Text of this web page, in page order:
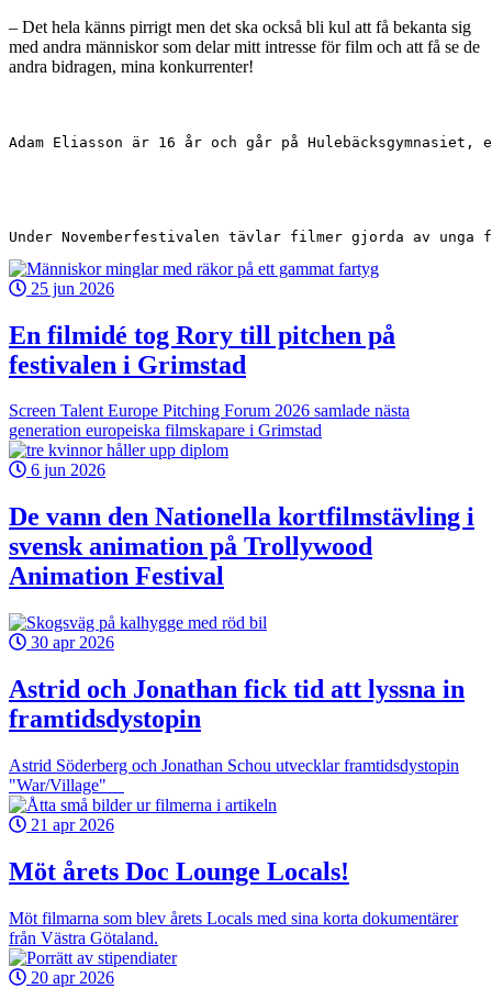
– Det hela känns pirrigt men det ska också bli kul att få bekanta sig
med andra människor som delar mitt intresse för film och att få se de
andra bidragen, mina konkurrenter!
Adam Eliasson är 16 år och går på
Under Novemberfestivalen tävlar filmer gjorda av unga
25 jun 2026
En filmidé tog Rory till pitchen på
festivalen i Grimstad
Screen Talent Europe Pitching Forum 2026 samlade nästa
generation europeiska filmskapare i Grimstad
6 jun 2026
De vann den Nationella kortfilmstävling i
svensk animation på Trollywood
Animation Festival
30 apr 2026
Astrid och Jonathan fick tid att lyssna in
framtidsdystopin
Astrid Söderberg och Jonathan Schou utvecklar framtidsdystopin
"War/Village"
21 apr 2026
Möt årets Doc Lounge Locals!
Möt filmarna som blev årets Locals med sina korta dokumentärer
från Västra Götaland.
20 apr 2026